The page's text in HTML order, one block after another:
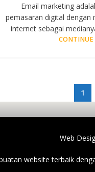
Email marketing
pemasaran digital
internet sebagai
CONTINUE
1
Web
website terbaik